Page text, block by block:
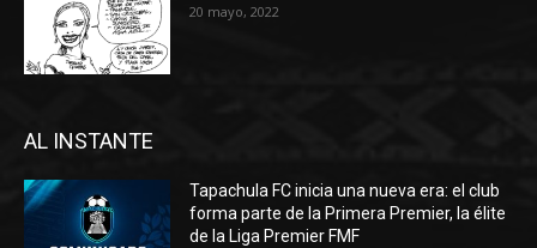
20 mayo, 2022
AL INSTANTE
Tapachula FC inicia una nueva era: el club
forma parte de la Primera Premier, la élite
de la Liga Premier FMF